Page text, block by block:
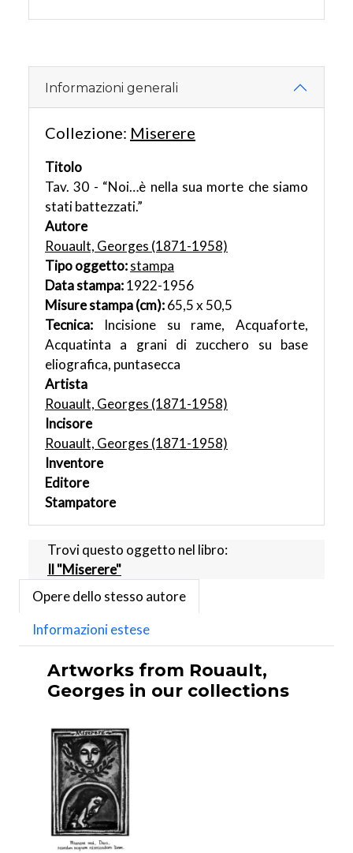
Informazioni generali
Collezione: Miserere
Titolo
Tav. 30 - “Noi…è nella sua morte che siamo
stati battezzati.”
Autore
Rouault, Georges (1871-1958)
Tipo oggetto:stampa
Data stampa:1922-1956
Misure stampa (cm):65,5 x 50,5
Tecnica:
Incisione su rame, Acquaforte,
Acquatinta a grani di zucchero su base
eliografica, puntasecca
Artista
Rouault, Georges (1871-1958)
Incisore
Rouault, Georges (1871-1958)
Inventore
Editore
Stampatore
Trovi questo oggetto nel libro:
Il "Miserere"
Opere dello stesso autore
Informazioni estese
Artworks from Rouault,
Georges in our collections